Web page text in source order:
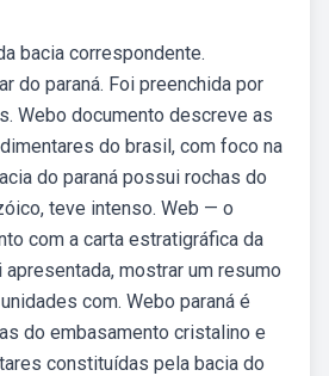
bacia correspondente.
do paraná. Foi preenchida por
Webo documento descreve as
do brasil, com foco na
do paraná possui rochas do
teve intenso. Web — o
com a carta estratigráfica da
apresentada, mostrar um resumo
com. Webo paraná é
do embasamento cristalino e
constituídas pela bacia do